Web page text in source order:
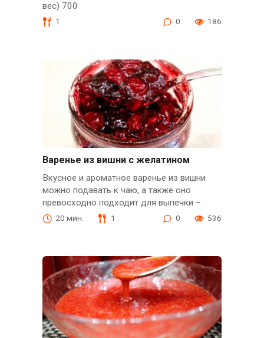
вес) 700
1 0 186
Варенье из вишни с желатином
Вкусное и ароматное варенье из вишни
можно подавать к чаю, а также оно
превосходно подходит для выпечки –
20 мин. 1 0 536